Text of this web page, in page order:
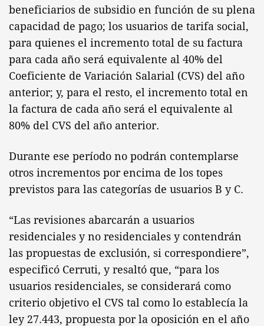
beneficiarios de subsidio en función de su plena
capacidad de pago; los usuarios de tarifa social,
para quienes el incremento total de su factura
para cada año será equivalente al 40% del
Coeficiente de Variación Salarial (CVS) del año
anterior; y, para el resto, el incremento total en
la factura de cada año será el equivalente al
80% del CVS del año anterior.
Durante ese período no podrán contemplarse
otros incrementos por encima de los topes
previstos para las categorías de usuarios B y C.
“Las revisiones abarcarán a usuarios
residenciales y no residenciales y contendrán
las propuestas de exclusión, si correspondiere”,
especificó Cerruti, y resaltó que, “para los
usuarios residenciales, se considerará como
criterio objetivo el CVS tal como lo establecía la
ley 27.443, propuesta por la oposición en el año